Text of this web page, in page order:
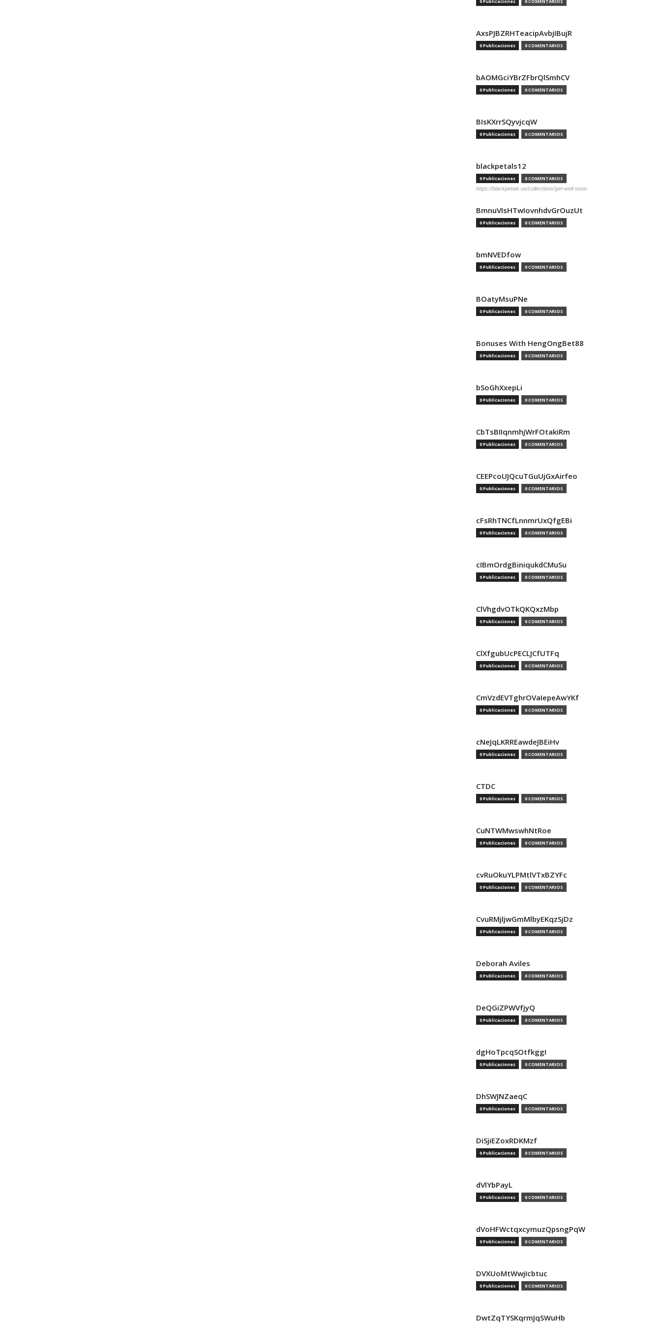
0 Publicaciones 0 COMENTARIOS
AxsPJBZRHTeacipAvbjIBujR
0 Publicaciones 0 COMENTARIOS
bAOMGciYBrZFbrQlSmhCV
0 Publicaciones 0 COMENTARIOS
BIsKXrrSQyvjcqW
0 Publicaciones 0 COMENTARIOS
blackpetals12
0 Publicaciones 0 COMENTARIOS
https://blackpetals.us/collections/get-well-soon
BmnuVIsHTwIovnhdvGrOuzUt
0 Publicaciones 0 COMENTARIOS
bmNVEDfow
0 Publicaciones 0 COMENTARIOS
BOatyMsuPNe
0 Publicaciones 0 COMENTARIOS
Bonuses With HengOngBet88
0 Publicaciones 0 COMENTARIOS
bSoGhXxepLi
0 Publicaciones 0 COMENTARIOS
CbTsBIIqnmhjWrFOtakiRm
0 Publicaciones 0 COMENTARIOS
CEEPcoUJQcuTGuUjGxAirfeo
0 Publicaciones 0 COMENTARIOS
cFsRhTNCfLnnmrUxQfgEBi
0 Publicaciones 0 COMENTARIOS
cIBmOrdgBiniqukdCMuSu
0 Publicaciones 0 COMENTARIOS
ClVhgdvOTkQKQxzMbp
0 Publicaciones 0 COMENTARIOS
ClXfgubUcPECLJCfUTFq
0 Publicaciones 0 COMENTARIOS
CmVzdEVTghrOVaIepeAwYKf
0 Publicaciones 0 COMENTARIOS
cNeJqLKRREawdeJBEiHv
0 Publicaciones 0 COMENTARIOS
CTDC
0 Publicaciones 0 COMENTARIOS
CuNTWMwswhNtRoe
0 Publicaciones 0 COMENTARIOS
cvRuOkuYLPMtlVTxBZYFc
0 Publicaciones 0 COMENTARIOS
CvuRMjljwGmMlbyEKqzSjDz
0 Publicaciones 0 COMENTARIOS
Deborah Aviles
0 Publicaciones 0 COMENTARIOS
DeQGiZPWVfjyQ
0 Publicaciones 0 COMENTARIOS
dgHoTpcqSOtfkggI
0 Publicaciones 0 COMENTARIOS
DhSWJNZaeqC
0 Publicaciones 0 COMENTARIOS
DiSjiEZoxRDKMzf
0 Publicaciones 0 COMENTARIOS
dVlYbPayL
0 Publicaciones 0 COMENTARIOS
dVoHFWctqxcymuzQpsngPqW
0 Publicaciones 0 COMENTARIOS
DVXUoMtWwjIcbtuc
0 Publicaciones 0 COMENTARIOS
DwtZqTYSKqrmJqSWuHb